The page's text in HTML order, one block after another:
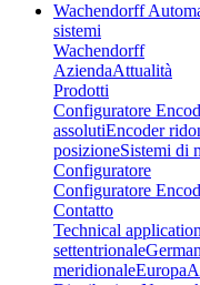
Wachendorff
sistemi
Wachendorff
AziendaAttualità
Prodotti
Configuratore
assolutiEncoder
posizioneSistemi di
Configuratore
Configuratore
Contatto
Technical
settentrionale
meridionaleEuropa